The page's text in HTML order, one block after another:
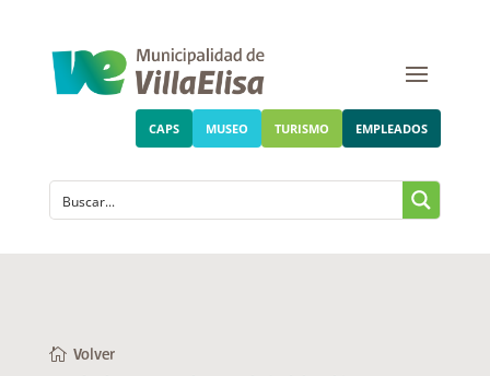
CAPS MUSEO TURISMO EMPLEADOS
Volver